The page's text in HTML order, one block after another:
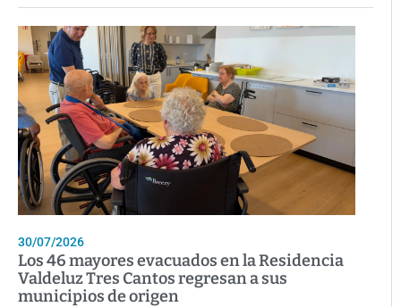
30/07/2026
Los 46 mayores evacuados en la Residencia
Valdeluz Tres Cantos regresan a sus
municipios de origen